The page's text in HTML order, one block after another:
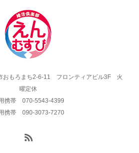
おもろまち2-6-11 フロンティアビル3F 火
曜定休
携帯 070-5543-4399
携帯 090-3073-7270